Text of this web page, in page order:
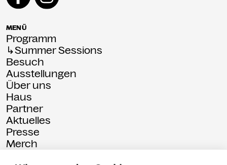
MENÜ
Programm
↳Summer Sessions
Besuch
Ausstellungen
Über uns
Haus
Partner
Aktuelles
Presse
Merch